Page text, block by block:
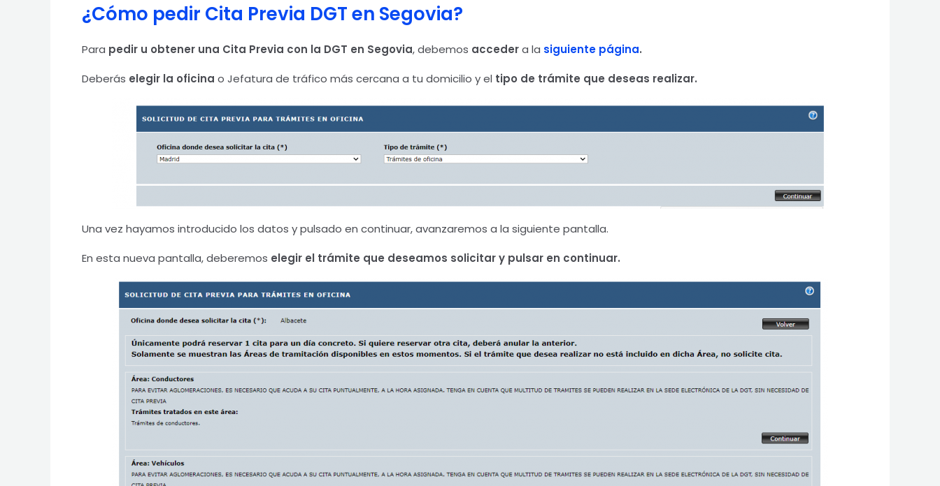
¿Cómo pedir Cita Previa DGT en Segovia?
Para pedir u obtener una Cita Previa con la DGT en Segovia, debemos accedera la siguiente página.
Deberás elegir la oficina o Jefatura de tráfico más cercana a tu domicilio y el tipo de trámite que deseas realizar.
Una vez hayamos introducido los datos y pulsado en continuar, avanzaremos a la siguiente pantalla.
En esta nueva pantalla, deberemos elegir el trámite que deseamos solicitar y pulsar en continuar.